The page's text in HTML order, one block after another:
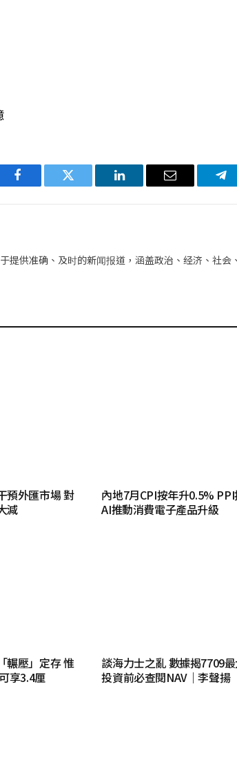
Facebook Twitter LinkedIn 电
提供准确、及时的新闻报道，涵盖政治、经济、社会
預外匯市場 對
減
內地7月CPI按年升0.5%
AI推動消費電子產品升級
輾壓」定存 惟
享3.4厘
談海力士之亂 數據揭7709
投資前必查閱NAV｜李聲揚